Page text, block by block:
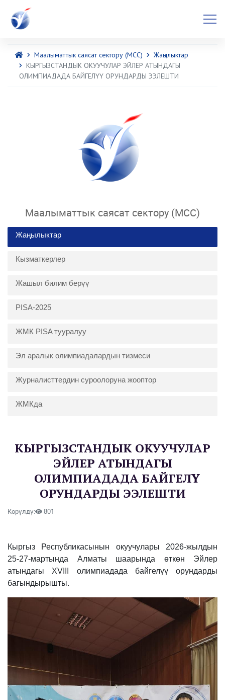
Маалыматтык саясат сектору (МСС)
Жаңылыктар
КЫРГЫЗСТАНДЫК ОКУУЧУЛАР ЭЙЛЕР АТЫНДАГЫ
ОЛИМПИАДАДА БАЙГЕЛҮҮ ОРУНДАРДЫ ЭЭЛЕШТИ
Маалыматтык саясат сектору (МСС)
Жаңылыктар
Кызматкерлер
Жашыл билим берүү
PISA-2025
ЖМК PISA тууралуу
Эл аралык олимпиадалардын тизмеси
Журналисттердин суроолоруна жооптор
ЖМКда
КЫРГЫЗСТАНДЫК ОКУУЧУЛАР
ЭЙЛЕР АТЫНДАГЫ
ОЛИМПИАДАДА БАЙГЕЛҮҮ
ОРУНДАРДЫ ЭЭЛЕШТИ
Көрүлдү: 801
Кыргыз Республикасынын окуучулары 2026-жылдын
25-27-мартында Алматы шаарында өткөн Эйлер
атындагы XVIII олимпиадада байгелүү орундарды
багындырышты.